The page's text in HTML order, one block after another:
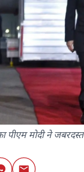
पीएम मोदी ने